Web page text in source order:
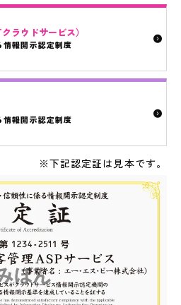
ラウドサービス）
情報開示認定制度
情報開示認定制度
※下記認定証は見本です。